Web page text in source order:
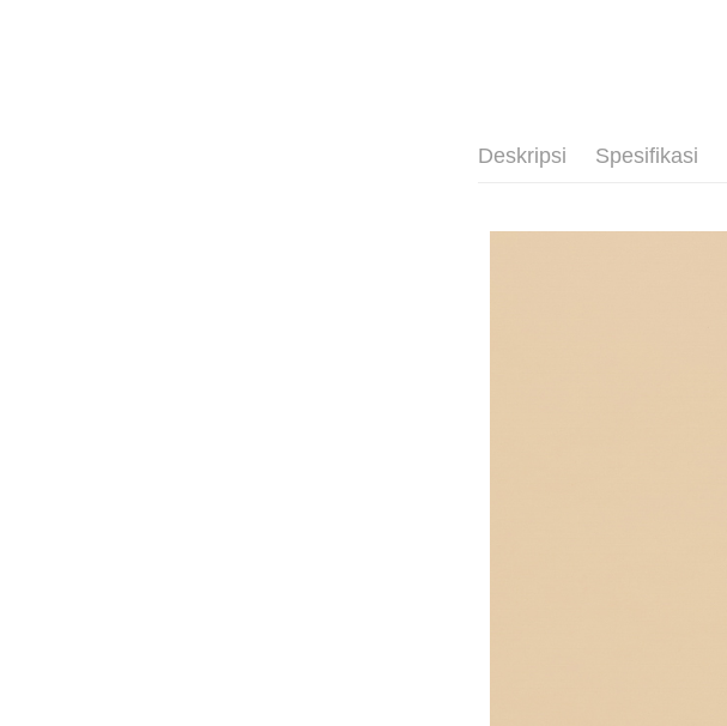
Deskripsi Spesifikasi